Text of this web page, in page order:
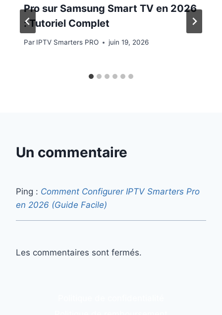
Pro sur Samsung Smart TV en 2026
: Tutoriel Complet
Par IPTV Smarters PRO juin 19, 2026
Un commentaire
Ping : Comment Configurer IPTV Smarters Pro
en 2026 (Guide Facile)
Les commentaires sont fermés.